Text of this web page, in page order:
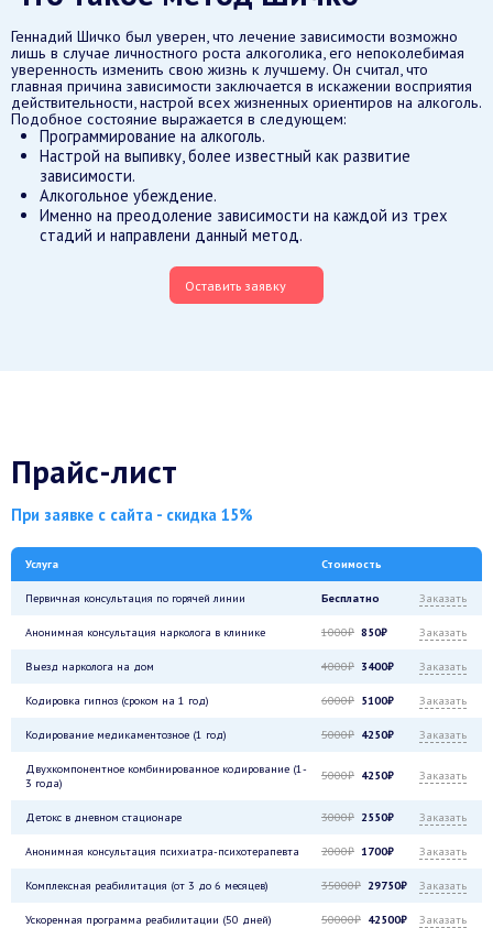
Геннадий Шичко был уверен, что лечение зависимости возможно
лишь в случае личностного роста алкоголика, его непоколебимая
уверенность изменить свою жизнь к лучшему. Он считал, что
главная причина зависимости заключается в искажении восприятия
действительности, настрой всех жизненных ориентиров на алкоголь.
Подобное состояние выражается в следующем:
Программирование на алкоголь.
Настрой на выпивку, более известный как развитие
зависимости.
Алкогольное убеждение.
Именно на преодоление зависимости на каждой из трех
стадий и направлени данный метод.
Оставить заявку
Прайс-лист
При заявке с сайта - скидка 15%
Услуга Стоимость
Первичная консультация по горячей линии Бесплатно Заказать
Анонимная консультация нарколога в клинике 1000₽ 850₽ Заказать
Выезд нарколога на дом 4000₽ 3400₽ Заказать
Кодировка гипноз (сроком на 1 год) 6000₽ 5100₽ Заказать
Кодирование медикаментозное (1 год) 5000₽ 4250₽ Заказать
Двухкомпонентное комбинированное кодирование (1-
3 года)
5000₽ 4250₽ Заказать
Детокс в дневном стационаре 3000₽ 2550₽ Заказать
Анонимная консультация психиатра-психотерапевта 2000₽ 1700₽ Заказать
Комплексная реабилитация (от 3 до 6 месяцев) 35000₽ 29750₽ Заказать
Ускоренная программа реабилитации (50 дней) 50000₽ 42500₽ Заказать